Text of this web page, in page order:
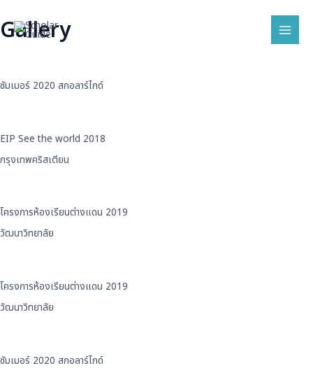
to
content
Gallery
ซัมเมอร์ 2020 สกอลาร์ไกด์
EIP See the world 2018
กรุงเทพคริสเตียน
โครงการห้องเรียนต่างแดน 2019
วัฒนาวิทยาลัย
โครงการห้องเรียนต่างแดน 2019
วัฒนาวิทยาลัย
ซัมเมอร์ 2020 สกอลาร์ไกด์